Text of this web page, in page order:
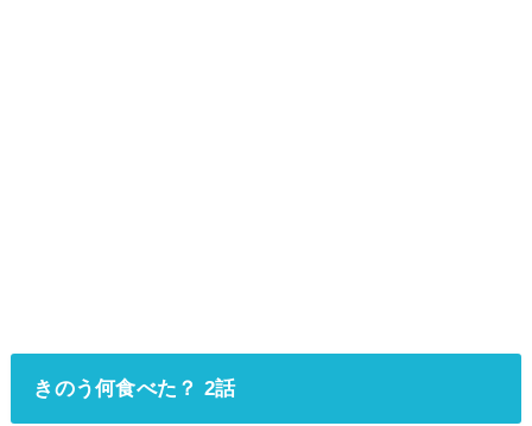
きのう何食べた？ 2話